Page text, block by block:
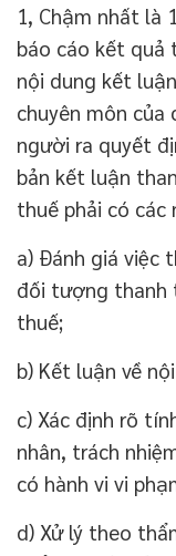
1, Chậm nhất là
báo cáo kết
nội dung kết
chuyên môn
người ra quyết
bản kết luận
thuế phải có các
a) Đánh giá việc
đối tượng thanh
thuế;
b) Kết luận về
c) Xác định rõ
nhân, trách
có hành vi vi
d) Xử lý theo